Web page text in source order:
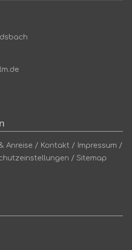
Anreise / Kontakt / Impressum /
/Sitemap